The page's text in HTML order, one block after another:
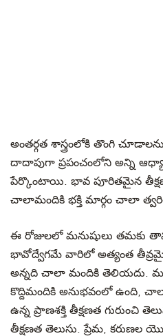
అంతర్గత శాస్త్రంలోకి తొంగి
దాదాపుగా ప్రపంచంలోని అన్ని
పేర్కొంటాయి. భావ పూరితమైన
చాలామందికి భక్తి మార్గం చాలా
ఈ రోజులలో మనుషులు తమకు
భావోద్వేగమే వారిలో అత్యంత తీవ్రమైన
అన్నది చాలా మందికి తెలియదు.
కొద్దిమందికి అనుభవంలో ఉంది,
ఉన్న ప్రాణశక్తి తీక్షణత గురుంచి
తీక్షణత తెలుసు. ప్రేమ, కరుణల